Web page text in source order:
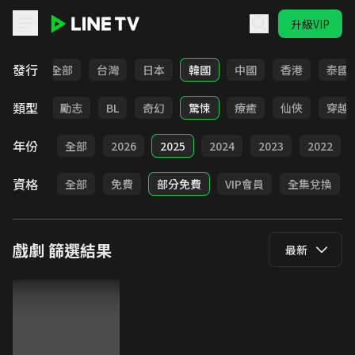
升級VIP
發行 全部 台灣 日本 韓國 中國 香港 泰國
類型
喜劇 勵志 BL 奇幻 驚悚 療癒 仙俠 穿越
年份 全部 2026 2025 2024 2023 2022
資格 全部 免費 部分免費 VIP會員 全集兌換
戲劇 篩選結果 最新